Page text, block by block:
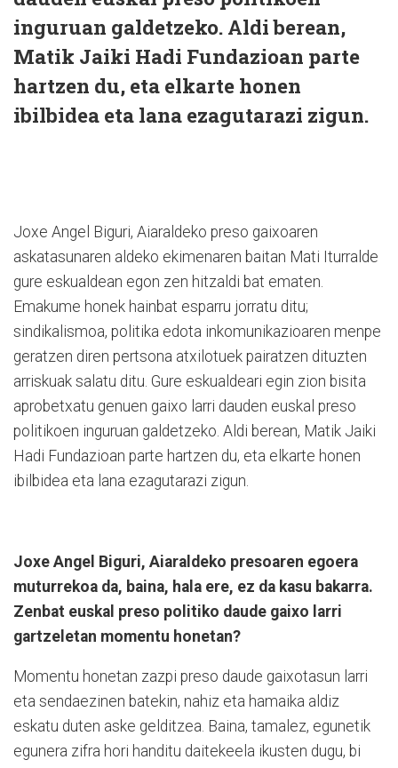
inguruan galdetzeko. Aldi berean,
Matik Jaiki Hadi Fundazioan parte
hartzen du, eta elkarte honen
ibilbidea eta lana ezagutarazi zigun.
Joxe Angel Biguri, Aiaraldeko preso gaixoaren
askatasunaren aldeko ekimenaren baitan Mati Iturralde
gure eskualdean egon zen hitzaldi bat ematen.
Emakume honek hainbat esparru jorratu ditu;
sindikalismoa, politika edota inkomunikazioaren menpe
geratzen diren pertsona atxilotuek pairatzen dituzten
arriskuak salatu ditu. Gure eskualdeari egin zion bisita
aprobetxatu genuen gaixo larri dauden euskal preso
politikoen inguruan galdetzeko. Aldi berean, Matik Jaiki
Hadi Fundazioan parte hartzen du, eta elkarte honen
ibilbidea eta lana ezagutarazi zigun.
Joxe Angel Biguri, Aiaraldeko presoaren egoera
muturrekoa da, baina, hala ere, ez da kasu bakarra.
Zenbat euskal preso politiko daude gaixo larri
gartzeletan momentu honetan?
Momentu honetan zazpi preso daude gaixotasun larri
eta sendaezinen batekin, nahiz eta hamaika aldiz
eskatu duten aske gelditzea. Baina, tamalez, egunetik
egunera zifra hori handitu daitekeela ikusten dugu, bi